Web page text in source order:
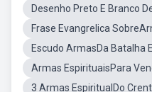
Desenho Preto E Branco
Frase Evangrelica
Escudo ArmasDa Batalha
Armas EspirituaisPara
3 Armas EspiritualDo